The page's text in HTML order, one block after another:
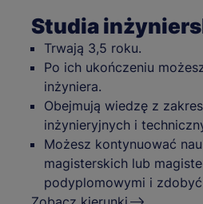
Studia
Trwają 3,5 roku.
Po ich ukończeniu
inżyniera.
Obejmują wiedzę z
inżynieryjnych i
Możesz kontynuować
magisterskich lub
podyplomowymi i zdobyć